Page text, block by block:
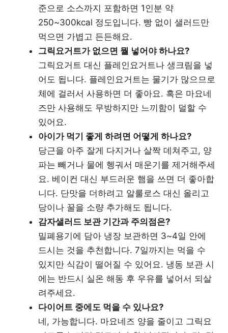
준으로 소스까지 포함하면 1인분 약
250~300kcal 정도입니다. 빵 없이 샐러드만
먹으면 가볍고 든든해요.
그릭요거트가 없으면 뭘 넣어야 하나요?
그릭요거트 대신 플레인요거트나 생크림을 넣
어도 됩니다. 플레인요거트는 물기가 많으므로
체에 걸러서 사용하면 더 좋아요. 혹은 마요네
즈만 사용해도 무방하지만 느끼함이 덜할 수
있어요.
아이가 먹기 좋게 하려면 어떻게 하나요?
당근을 아주 잘게 다지거나 살짝 데쳐주고, 양
파는 빼거나 물에 헹궈서 매운기를 제거해주세
요. 베이컨 대신 부드러운 햄을 쓰면 더 좋아합
니다. 단맛을 더하려고 알룰로스 대신 올리고
당이나 꿀을 소량 추가해도 됩니다.
감자샐러드 보관 기간과 주의점은?
밀폐용기에 담아 냉장 보관하면 3~4일 안에
드시는 것을 추천합니다. 7일까지는 먹을 수
있지만 식감이 떨어질 수 있어요. 냉동 보관 시
에는 반드시 실온 해동 후 우유를 넣어서 되살
려주세요.
다이어트 중에도 먹을 수 있나요?
네, 가능합니다. 마요네즈 양을 줄이고 그릭요